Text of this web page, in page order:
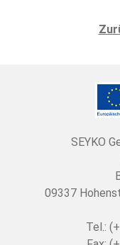
SEYKO
09337
Tel.: